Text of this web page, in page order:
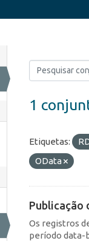
1
Etiquetas:
OData
Publicação
Os registros
período data-